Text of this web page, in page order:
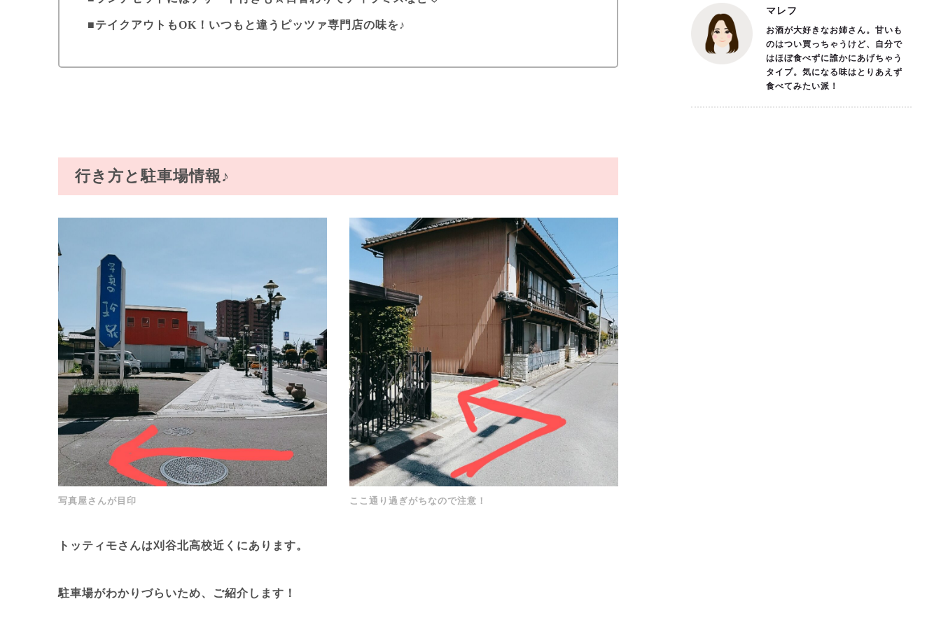
テイクアウトもOK！いつもと違うピッツァ専門店の味を♪
行き方と駐車場情報♪
写真屋さんが目印 ここ通り過ぎがちなので注意！
トッティモさんは刈谷北高校近く にあります。
駐車場がわかりづらいため、ご紹介します！
マレフ
お酒が大好きなお姉さん。甘いも
のはつい買っちゃうけど、自分で
はほぼ食べずに誰かにあげちゃう
タイプ。気になる味はとりあえず
食べてみたい派！